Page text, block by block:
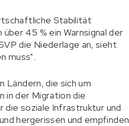
Stabilität
45 % ein Warnsignal der
die Niederlage an, sieht
muss".
Ländern, die sich um
in der Migration die
soziale Infrastruktur und
hergerissen und empfinden